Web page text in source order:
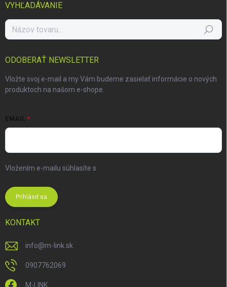
VYHĽADÁVANIE
Hľadať
ODOBERAŤ NEWSLETTER
Vložte svoj e-mail a my Vám budeme zasielať informácie o nových
produktoch na našom e-shope.
EMAIL
Vložením e-mailu súhlasíte s
Prihlásiť sa
KONTAKT
info@m-link.sk
0907762069
M-LINK